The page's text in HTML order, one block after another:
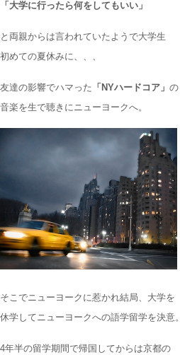
「大学に行ったら何をしてもいい」
と両親からは言われていたようで大学生
初めての夏休みに、、、
友達の影響でハマった 「NYハードコア」 の
音楽を生で聴きにニューヨークへ。
そこでニューヨークに惹かれ結局、大学を
休学してニューヨークへの語学留学を決意。
4年半の留学期間で帰国してからは京都の